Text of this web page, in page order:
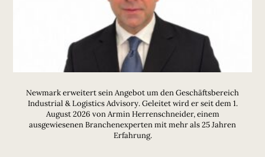
Newmark erweitert sein Angebot um den Geschäftsbereich
Industrial & Logistics Advisory. Geleitet wird er seit dem 1.
August 2026 von Armin Herrenschneider, einem
ausgewiesenen Branchenexperten mit mehr als 25 Jahren
Erfahrung.